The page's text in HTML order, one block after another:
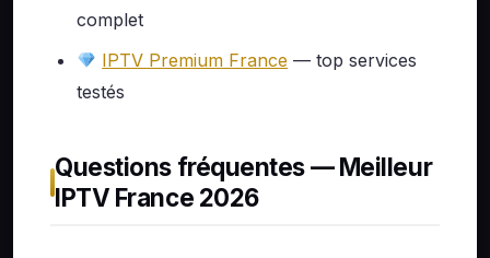
complet
IPTV Premium France — top services
testés
Questions fréquentes — Meilleur
IPTV France 2026